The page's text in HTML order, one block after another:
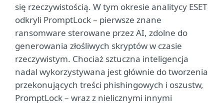
się rzeczywistością. W tym okresie analitycy ESET
odkryli PromptLock – pierwsze znane
ransomware sterowane przez AI, zdolne do
generowania złośliwych skryptów w czasie
rzeczywistym. Chociaż sztuczna inteligencja
nadal wykorzystywana jest głównie do tworzenia
przekonujących treści phishingowych i oszustw,
PromptLock – wraz z nielicznymi innymi